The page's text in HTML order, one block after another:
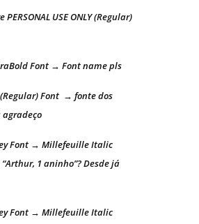
USE ONLY (Regular)
Font → Font name pls
Font → fonte dos
agradeço
Font → Millefeuille Italic
1 aninho”? Desde já
Font → Millefeuille Italic